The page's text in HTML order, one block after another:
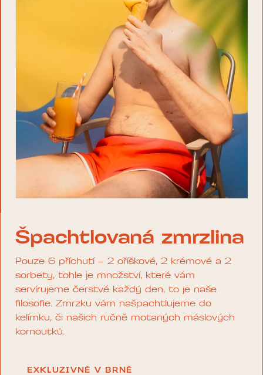
Špachtlovaná zmrzlina
Pouze 6 příchutí – 2 oříškové, 2 krémové a 2
sorbety, tohle je množství, které vám
servírujeme čerstvé každý den, to je naše
filosofie. Zmrzku vám našpachtlujeme do
kelímku, či našich ručně motaných máslových
kornoutků.
EXKLUZIVNĚ V BRNĚ